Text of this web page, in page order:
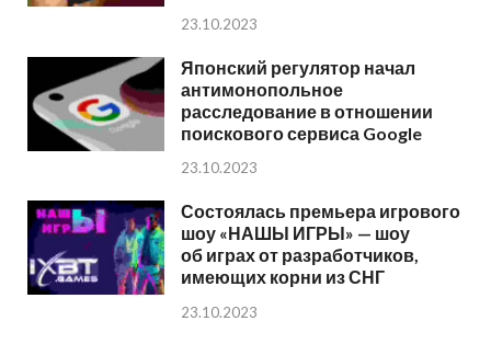
23.10.2023
Японский регулятор начал
антимонопольное
расследование в отношении
поискового сервиса Google
23.10.2023
Состоялась премьера игрового
шоу «НАШЫ ИГРЫ» — шоу
об играх от разработчиков,
имеющих корни из СНГ
23.10.2023